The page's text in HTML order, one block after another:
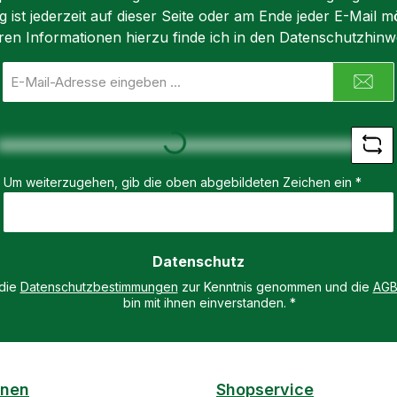
-
-
-
empfohlen, deine
Kunstwerke in der
Spülmaschine zu
waschen oder nass
abzuwischen. Außerdem
umkehrbare
verschiedene Linien zu
Spezifikationen: - Enthält
Wasserbasierte Tinte,
langlebig, wasserfest
Die
das
Nicht
Jahren
Kinder
unter
ist jederzeit auf dieser Seite oder am Ende jeder E-Mail
Informationen hierzu finde ich in den
Mail-
Loading...
Um weiterzugehen, gib die oben abgebildeten Zeichen ein *
Datenschutz
Datenschutzbestimmungen zur Kenntnis genommen und die AGB
bin mit ihnen einverstanden. *
Shopservice